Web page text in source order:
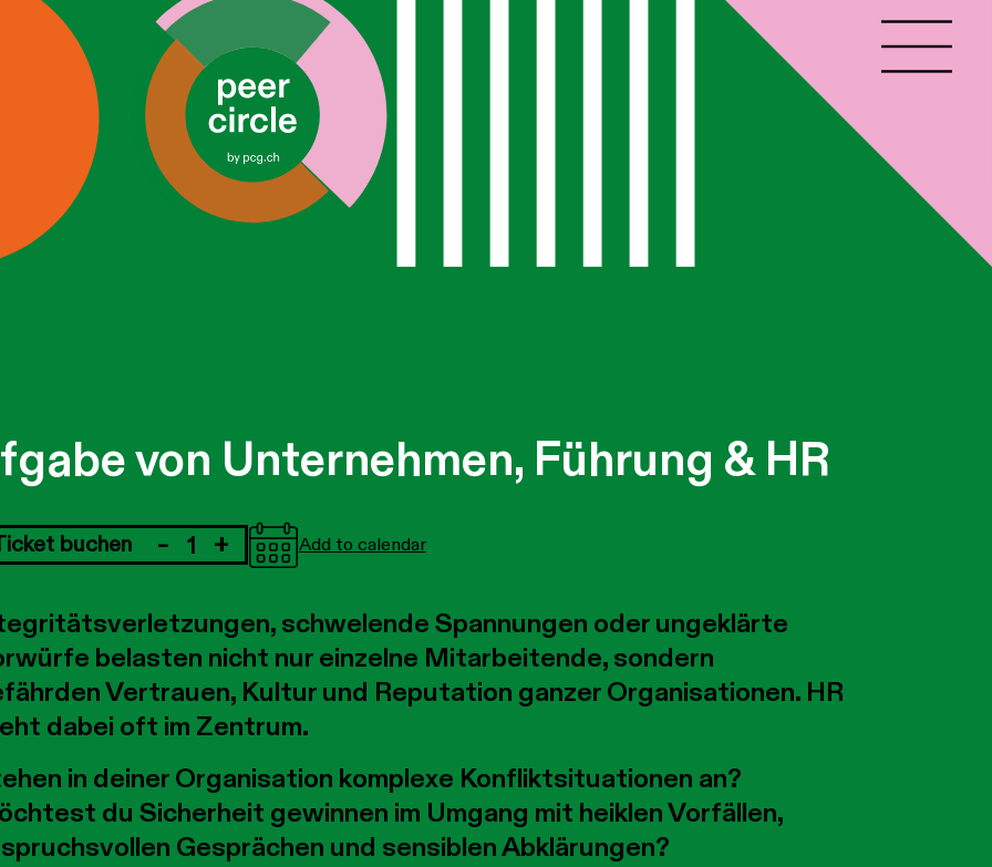
von Unternehmen, Führung & HR
buchen - Anzahl
+ Add to calendar
schwelende Spannungen oder ungeklärte
belasten nicht nur einzelne Mitarbeitende, sondern
Vertrauen, Kultur und Reputation ganzer Organisationen. HR
dabei oft im Zentrum.
in deiner Organisation komplexe Konfliktsituationen an?
du Sicherheit gewinnen im Umgang mit heiklen Vorfällen,
Gesprächen und sensiblen Abklärungen?